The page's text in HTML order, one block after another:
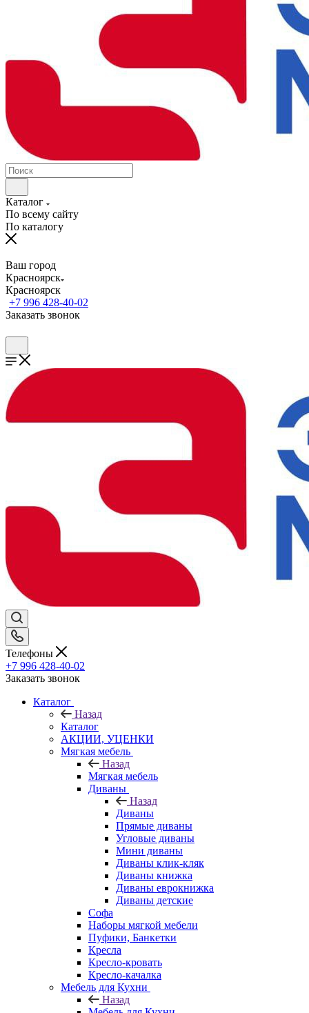
Каталог
По всему сайту
По каталогу
Ваш город
Красноярск
Красноярск
+7 996 428-40-02
Заказать звонок
Телефоны
+7 996 428-40-02
Заказать звонок
Каталог
Назад
Каталог
АКЦИИ, УЦЕНКИ
Мягкая мебель
Назад
Мягкая мебель
Диваны
Назад
Диваны
Прямые диваны
Угловые диваны
Мини диваны
Диваны клик-кляк
Диваны книжка
Диваны еврокнижка
Диваны детские
Софа
Наборы мягкой мебели
Пуфики, Банкетки
Кресла
Кресло-кровать
Кресло-качалка
Мебель для Кухни
Назад